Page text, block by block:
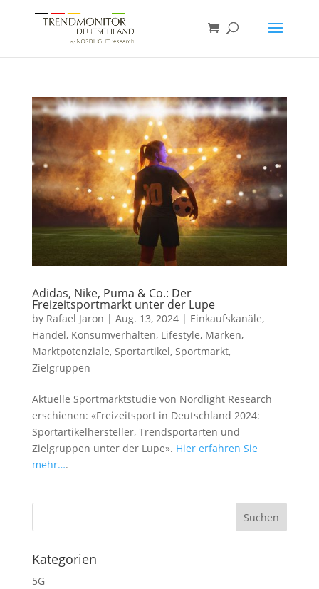
Adidas, Nike, Puma & Co.: Der
Freizeitsportmarkt unter der Lupe
by Rafael Jaron | Aug. 13, 2024| Einkaufskanäle,
Handel, Konsumverhalten, Lifestyle, Marken,
Marktpotenziale, Sportartikel, Sportmarkt,
Zielgruppen
Aktuelle Sportmarktstudie von Nordlight Research
erschienen: «Freizeitsport in Deutschland 2024:
Sportartikelhersteller, Trendsportarten und
Zielgruppen unter der Lupe». Hier erfahren Sie
mehr….
Kategorien
5G